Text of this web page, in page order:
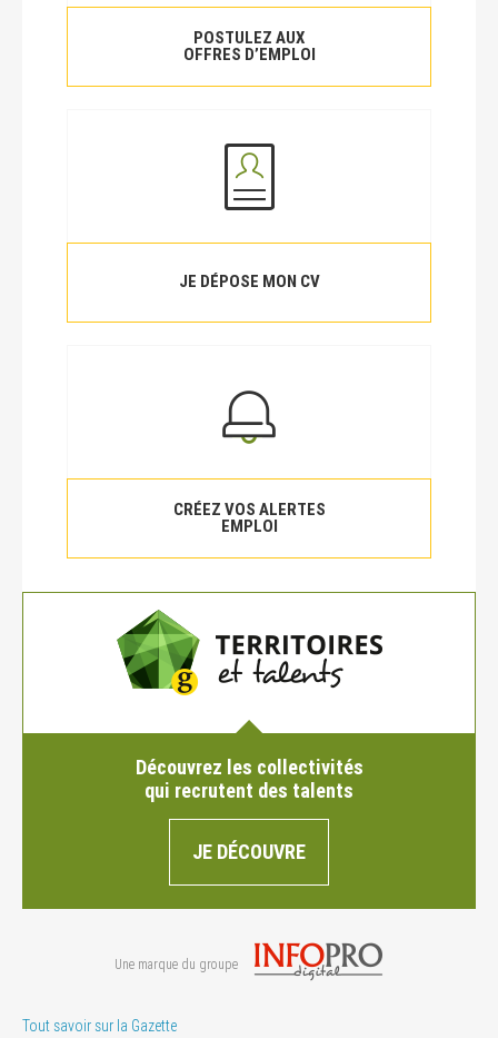
POSTULEZ AUX
OFFRES D’EMPLOI
JE DÉPOSE MON CV
CRÉEZ VOS ALERTES
EMPLOI
Découvrez les collectivités
qui recrutent des talents
JE DÉCOUVRE
Une marque du groupe
Tout savoir sur la Gazette